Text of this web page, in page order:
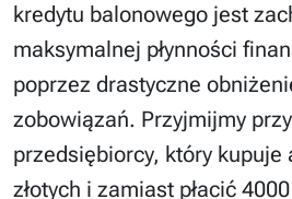
kredytu balonowego jest
maksymalnej płynności
poprzez drastyczne
zobowiązań. Przyjmijmy
przedsiębiorcy, który kupuje
złotych i zamiast płacić